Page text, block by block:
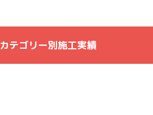
カテゴリー別施工実績